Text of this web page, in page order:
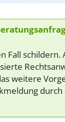
Fall schildern.
weitere